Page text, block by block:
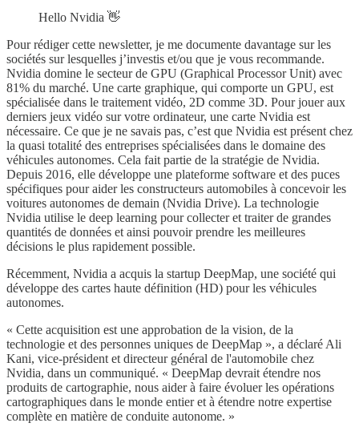
Hello Nvidia 👋
Pour rédiger cette newsletter, je me documente davantage sur les
sociétés sur lesquelles j’investis et/ou que je vous recommande.
Nvidia domine le secteur de GPU (Graphical Processor Unit) avec
81% du marché. Une carte graphique, qui comporte un GPU, est
spécialisée dans le traitement vidéo, 2D comme 3D. Pour jouer aux
derniers jeux vidéo sur votre ordinateur, une carte Nvidia est
nécessaire. Ce que je ne savais pas, c’est que Nvidia est présent chez
la quasi totalité des entreprises spécialisées dans le domaine des
véhicules autonomes. Cela fait partie de la stratégie de Nvidia.
Depuis 2016, elle développe une plateforme software et des puces
spécifiques pour aider les constructeurs automobiles à concevoir les
voitures autonomes de demain (Nvidia Drive). La technologie
Nvidia utilise le deep learning pour collecter et traiter de grandes
quantités de données et ainsi pouvoir prendre les meilleures
décisions le plus rapidement possible.
Récemment, Nvidia a acquis la startup DeepMap, une société qui
développe des cartes haute définition (HD) pour les véhicules
autonomes.
« Cette acquisition est une approbation de la vision, de la
technologie et des personnes uniques de DeepMap », a déclaré Ali
Kani, vice-président et directeur général de l'automobile chez
Nvidia, dans un communiqué. « DeepMap devrait étendre nos
produits de cartographie, nous aider à faire évoluer les opérations
cartographiques dans le monde entier et à étendre notre expertise
complète en matière de conduite autonome. »